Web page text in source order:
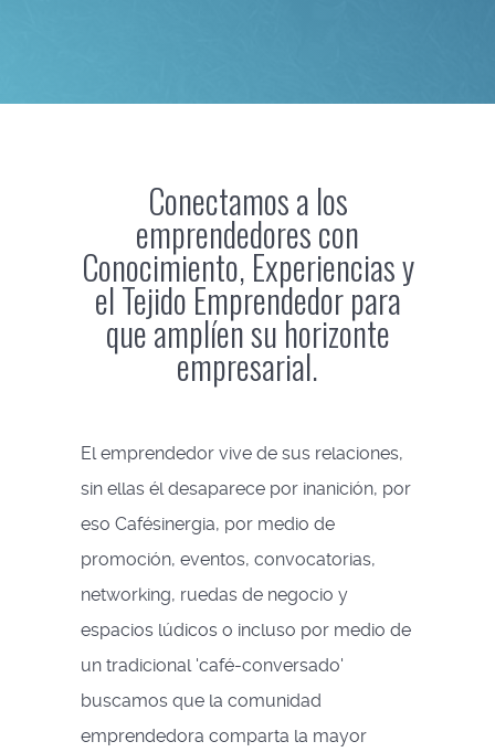
Conectamos a los
emprendedores con
Conocimiento, Experiencias y
el Tejido Emprendedor para
que amplíen su horizonte
empresarial.
El emprendedor vive de sus relaciones,
sin ellas él desaparece por inanición, por
eso Cafésinergia, por medio de
promoción, eventos, convocatorias,
networking, ruedas de negocio y
espacios lúdicos o incluso por medio de
un tradicional 'café-conversado'
buscamos que la comunidad
emprendedora comparta la mayor